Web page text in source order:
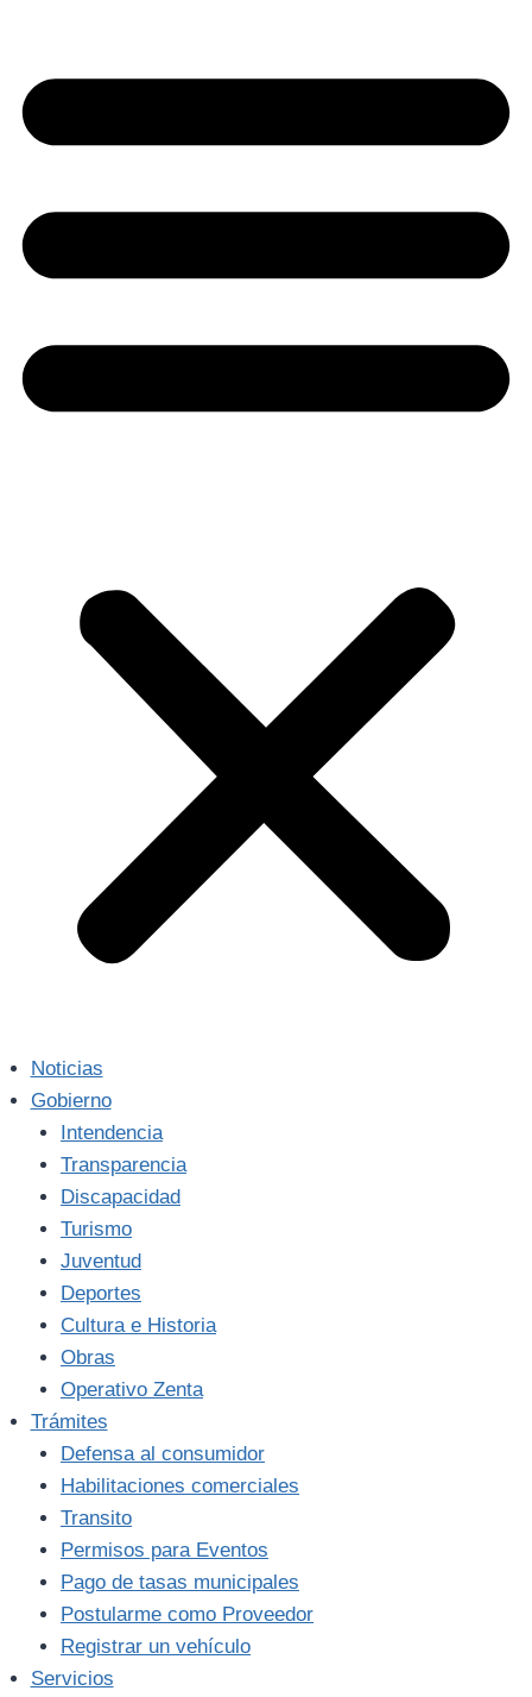
Noticias
Gobierno
Intendencia
Transparencia
Discapacidad
Turismo
Juventud
Deportes
Cultura e Historia
Obras
Operativo Zenta
Trámites
Defensa al consumidor
Habilitaciones comerciales
Transito
Permisos para Eventos
Pago de tasas municipales
Postularme como Proveedor
Registrar un vehículo
Servicios